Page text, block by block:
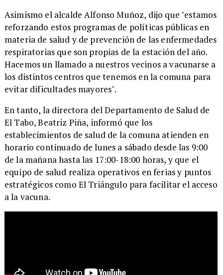
Asimismo el alcalde Alfonso Muñoz, dijo que "estamos
reforzando estos programas de políticas públicas en
materia de salud y de prevención de las enfermedades
respiratorias que son propias de la estación del año.
Hacemos un llamado a nuestros vecinos a vacunarse a
los distintos centros que tenemos en la comuna para
evitar dificultades mayores".
En tanto, la directora del Departamento de Salud de
El Tabo, Beatriz Piña, informó que los
establecimientos de salud de la comuna atienden en
horario continuado de lunes a sábado desde las 9:00
de la mañana hasta las 17:00-18:00 horas, y que el
equipo de salud realiza operativos en ferias y puntos
estratégicos como El Triángulo para facilitar el acceso
a la vacuna.